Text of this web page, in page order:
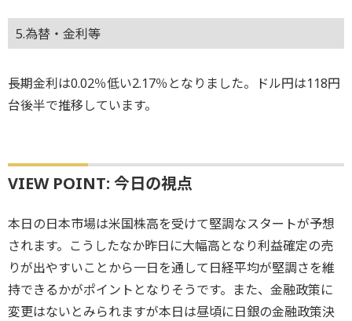
5.為替・金利等
長期金利は0.02％低い2.17％となりました。ドル円は118円
台後半で推移しています。
VIEW POINT: 今日の視点
本日の日本市場は米国株高を受けて堅調なスタートが予想
されます。こうしたなか昨日に大幅高となり利益確定の売
りが出やすいことから一日を通して日経平均が堅調さを維
持できるかがポイントとなりそうです。また、金融政策に
変更はないとみられますが本日は昼頃に日銀の金融政策決